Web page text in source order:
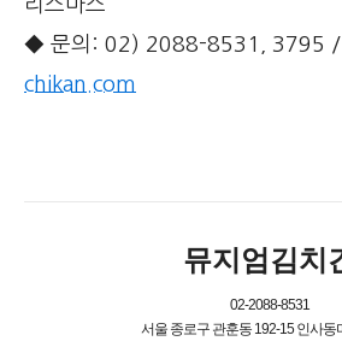
리스마스
◆ 문의: 02) 2088-8531, 3795 /
chikan.com